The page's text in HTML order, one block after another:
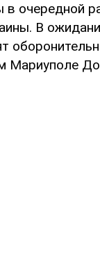
в очередной
В
Мариуполе